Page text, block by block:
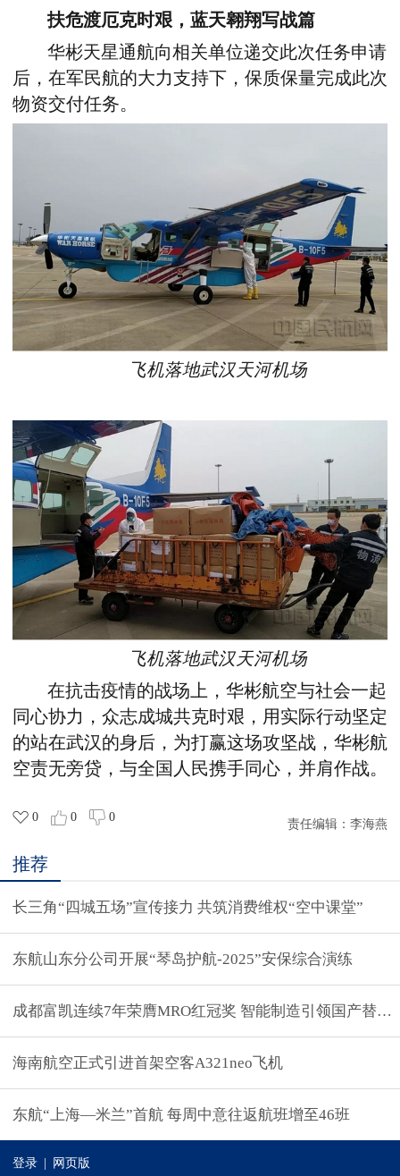
扶危渡厄克时艰，蓝天翱翔写战篇
华彬天星通航向相关单位递交此次任务申请
后，在军民航的大力支持下，保质保量完成此次
物资交付任务。
飞机落地武汉天河机场
飞机落地武汉天河机场
在抗击疫情的战场上，华彬航空与社会一起
同心协力，众志成城共克时艰，用实际行动坚定
的站在武汉的身后，为打赢这场攻坚战，华彬航
空责无旁贷，与全国人民携手同心，并肩作战。
0 0 0
责任编辑： 李海燕
推荐
长三角“四城五场”宣传接力 共筑消费维权“空中课堂”
东航山东分公司开展“琴岛护航-2025”安保综合演练
成都富凯连续7年荣膺MRO红冠奖 智能制造引领国产替代
海南航空正式引进首架空客A321neo飞机
东航“上海—米兰”首航 每周中意往返航班增至46班
登录 网页版